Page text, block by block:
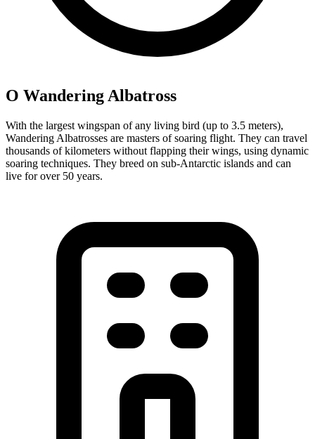
О Wandering Albatross
With the largest wingspan of any living bird (up to 3.5 meters),
Wandering Albatrosses are masters of soaring flight. They can travel
thousands of kilometers without flapping their wings, using dynamic
soaring techniques. They breed on sub-Antarctic islands and can
live for over 50 years.